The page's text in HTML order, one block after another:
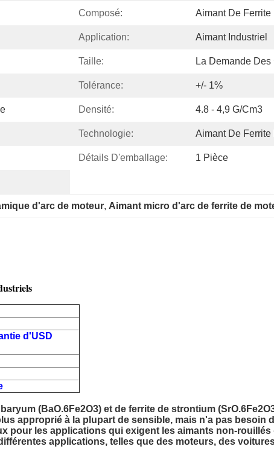
Composé: Aimant De Ferrite
Application: Aimant Industriel
Taille: La Demande Des
Tolérance: +/- 1%
Densité: 4.8 - 4,9 G/cm3
Technologie: Aimant De Ferrite
Détails D'emballage: 1 Pièce
d'arc de moteur, Aimant micro d'arc de ferrite de
d'USD
(BaO.6Fe2O3) et de ferrite de strontium
approprié à la plupart de sensible, mais n'a pas besoin
pour les applications qui exigent les aimants non-
applications, telles que des moteurs, des